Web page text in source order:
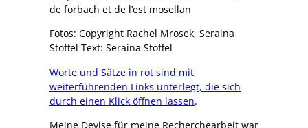
de forbach et de l’est mosellan
Fotos: Copyright Rachel Mrosek, Seraina
Stoffel Text: Seraina Stoffel
Worte und Sätze in rot sind mit
weiterführenden Links unterlegt, die sich
durch einen Klick öffnen lassen.
Meine Devise für meine Recherchearbeit war